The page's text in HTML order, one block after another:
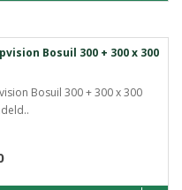
Bosuil 300 + 300 x 300
Bosuil 300 + 300 x 300